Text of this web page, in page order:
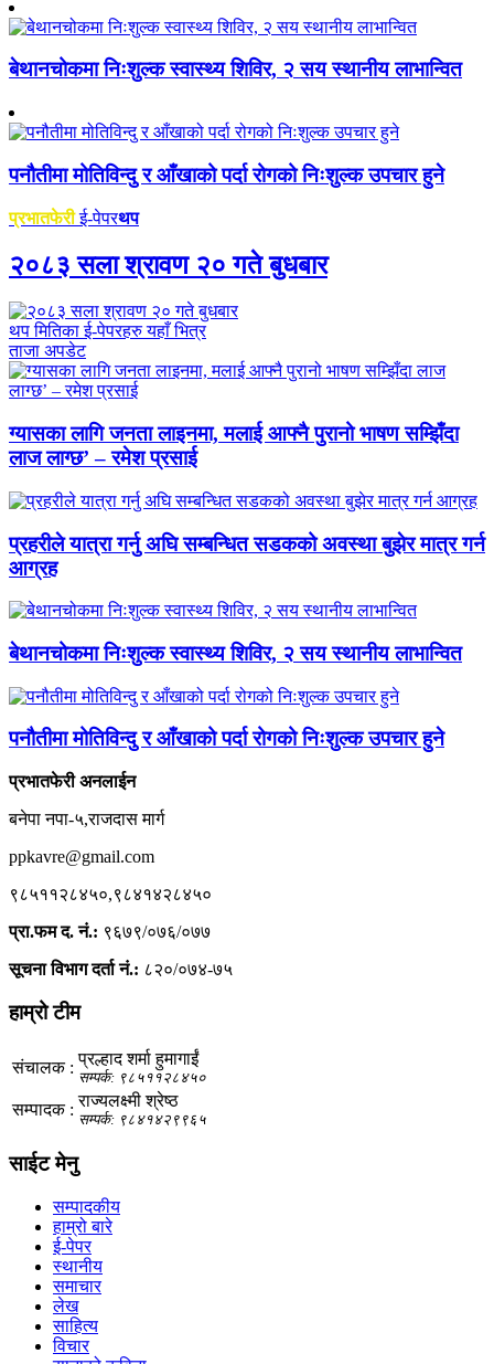
बेथानचोकमा निःशुल्क स्वास्थ्य शिविर, २ सय स्थानीय लाभान्वित
पनौतीमा मोतिविन्दु र आँखाको पर्दा रोगको निःशुल्क उपचार हुने
प्रभातफेरीई-पेपरथप
२०८३ सला श्रावण २० गते बुधबार
थप मितिका ई-पेपरहरु यहाँ भित्र
ताजा अपडेट
ग्यासका लागि जनता लाइनमा, मलाई आफ्नै पुरानो भाषण सम्झिँदा
लाज लाग्छ’ – रमेश प्रसाई
प्रहरीले यात्रा गर्नु अघि सम्बन्धित सडकको अवस्था बुझेर मात्र गर्न
आग्रह
बेथानचोकमा निःशुल्क स्वास्थ्य शिविर, २ सय स्थानीय लाभान्वित
पनौतीमा मोतिविन्दु र आँखाको पर्दा रोगको निःशुल्क उपचार हुने
प्रभातफेरी अनलाईन
बनेपा नपा-५,राजदास मार्ग
ppkavre@gmail.com
९८५११२८४५०,९८४१४२८४५०
प्रा.फम द. नं.: ९६७९/०७६/०७७
सूचना विभाग दर्ता नं.: ८२०/०७४-७५
हाम्रो टीम
संचालक : प्रल्हाद शर्मा हुमागाईं
सम्पर्क: ९८५११२८४५०
सम्पादक : राज्यलक्ष्मी श्रेष्ठ
सम्पर्क: ९८४१४२९९६५
साईट मेनु
सम्पादकीय
हाम्रो बारे
ई-पेपर
स्थानीय
समाचार
लेख
साहित्य
विचार